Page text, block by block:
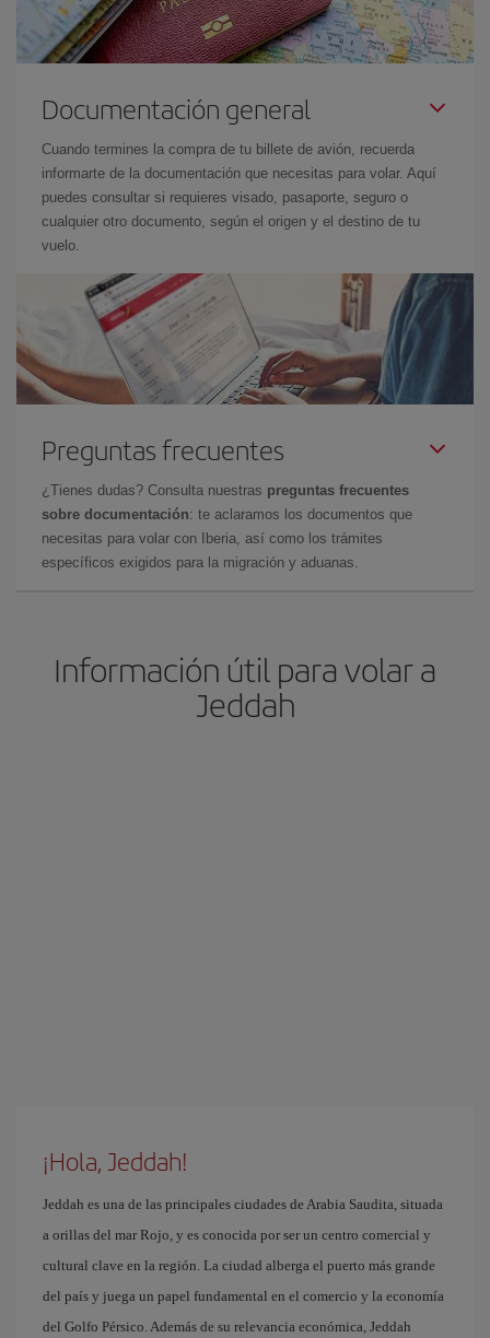
Documentación general
Cuando termines la compra de tu billete de avión, recuerda
informarte de la documentación que necesitas para volar. Aquí
puedes consultar si requieres visado, pasaporte, seguro o
cualquier otro documento, según el origen y el destino de tu
vuelo.
Preguntas frecuentes
¿Tienes dudas? Consulta nuestras preguntas frecuentes
sobre documentación: te aclaramos los documentos que
necesitas para volar con Iberia, así como los trámites
específicos exigidos para la migración y aduanas.
Información útil para volar a
Jeddah
¡Hola, Jeddah!
Jeddah es una de las principales ciudades de Arabia Saudita, situada
a orillas del mar Rojo, y es conocida por ser un centro comercial y
cultural clave en la región. La ciudad alberga el puerto más grande
del país y juega un papel fundamental en el comercio y la economía
del Golfo Pérsico. Además de su relevancia económica, Jeddah